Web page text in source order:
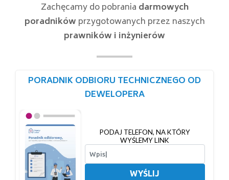
Zachęcamy do pobrania darmowych
poradników przygotowanych przez naszych
prawników i inżynierów
PORADNIK ODBIORU TECHNICZNEGO OD
DEWELOPERA
PODAJ TELEFON, NA KTÓRY
WYŚLEMY LINK
WYŚLIJ